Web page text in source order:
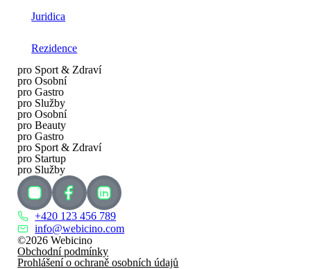
Juridica
Rezidence
pro Sport & Zdraví
pro Osobní
pro Gastro
pro Služby
pro Osobní
pro Beauty
pro Gastro
pro Sport & Zdraví
pro Startup
pro Služby
+420 123 456 789
info@webicino.com
©2026 Webicino
Obchodní podmínky
Prohlášení o ochraně osobních údajů